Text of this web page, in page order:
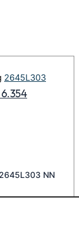
2645L303
NN